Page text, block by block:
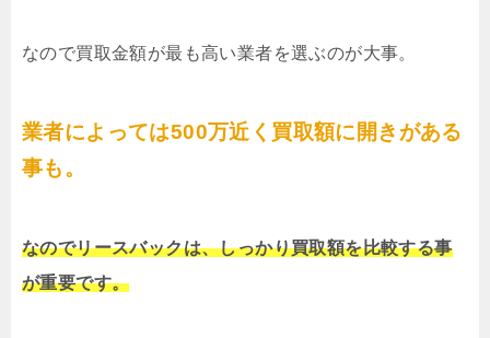
なので買取金額が最も高い業者を選ぶのが大事。
業者によっては500万近く買取額に開きがある
事も。
なのでリースバックは、しっかり買取額を比較する事
が重要です。